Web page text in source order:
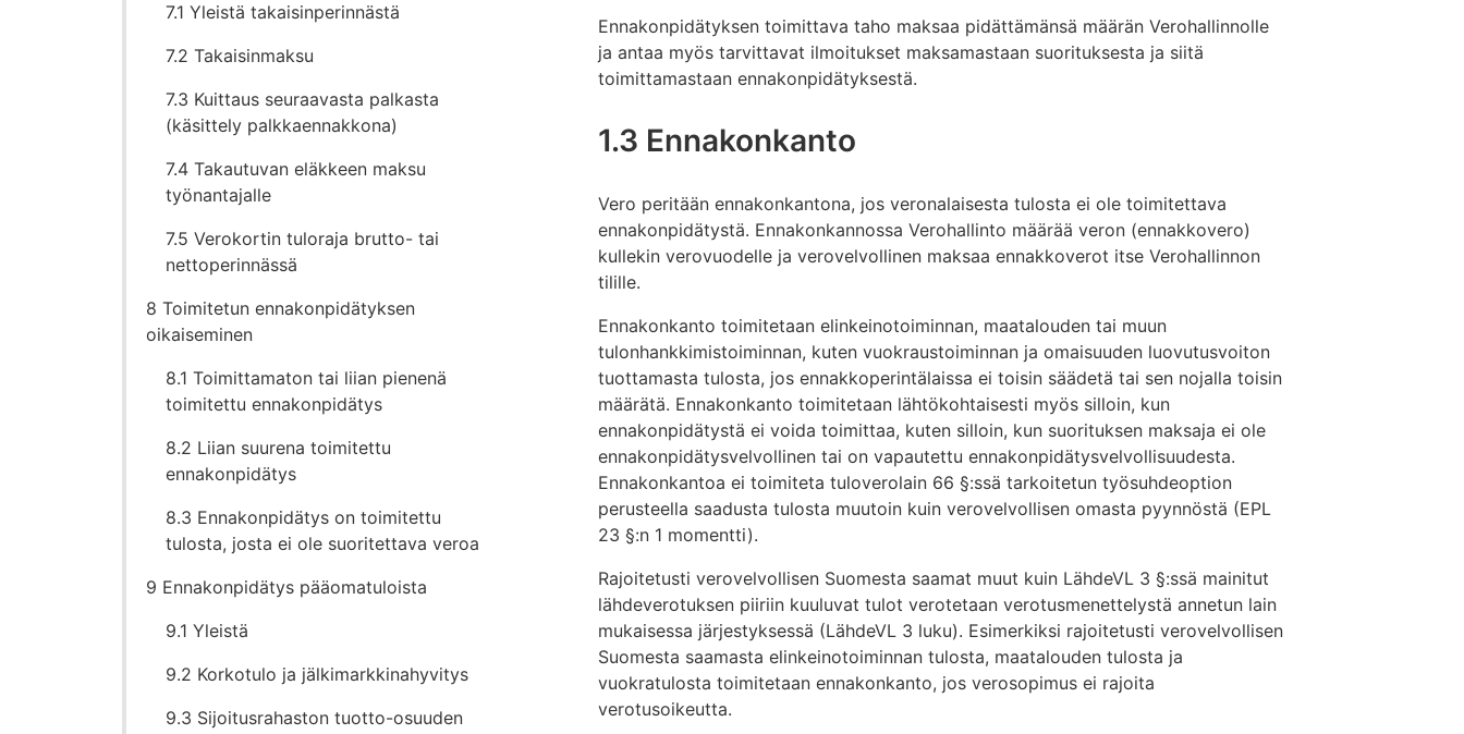
7.1 Yleistä takaisinperinnästä
7.2 Takaisinmaksu
7.3 Kuittaus seuraavasta palkasta
(käsittely palkkaennakkona)
7.4 Takautuvan eläkkeen maksu
työnantajalle
7.5 Verokortin tuloraja brutto- tai
nettoperinnässä
8 Toimitetun ennakonpidätyksen
oikaiseminen
8.1 Toimittamaton tai liian pienenä
toimitettu ennakonpidätys
8.2 Liian suurena toimitettu
ennakonpidätys
8.3 Ennakonpidätys on toimitettu
tulosta, josta ei ole suoritettava veroa
9 Ennakonpidätys pääomatuloista
9.1 Yleistä
9.2 Korkotulo ja jälkimarkkinahyvitys
9.3 Sijoitusrahaston tuotto-osuuden
Ennakonpidätyksen toimittava taho maksaa pidättämänsä määrän Verohallinnolle
ja antaa myös tarvittavat ilmoitukset maksamastaan suorituksesta ja siitä
toimittamastaan ennakonpidätyksestä.
1.3 Ennakonkanto
Vero peritään ennakonkantona, jos veronalaisesta tulosta ei ole toimitettava
ennakonpidätystä. Ennakonkannossa Verohallinto määrää veron (ennakkovero)
kullekin verovuodelle ja verovelvollinen maksaa ennakkoverot itse Verohallinnon
tilille.
Ennakonkanto toimitetaan elinkeinotoiminnan, maatalouden tai muun
tulonhankkimistoiminnan, kuten vuokraustoiminnan ja omaisuuden luovutusvoiton
tuottamasta tulosta, jos ennakkoperintälaissa ei toisin säädetä tai sen nojalla toisin
määrätä. Ennakonkanto toimitetaan lähtökohtaisesti myös silloin, kun
ennakonpidätystä ei voida toimittaa, kuten silloin, kun suorituksen maksaja ei ole
ennakonpidätysvelvollinen tai on vapautettu ennakonpidätysvelvollisuudesta.
Ennakonkantoa ei toimiteta tuloverolain 66 §:ssä tarkoitetun työsuhdeoption
perusteella saadusta tulosta muutoin kuin verovelvollisen omasta pyynnöstä (EPL
23 §:n 1 momentti).
Rajoitetusti verovelvollisen Suomesta saamat muut kuin LähdeVL 3 §:ssä mainitut
lähdeverotuksen piiriin kuuluvat tulot verotetaan verotusmenettelystä annetun lain
mukaisessa järjestyksessä (LähdeVL 3 luku). Esimerkiksi rajoitetusti verovelvollisen
Suomesta saamasta elinkeinotoiminnan tulosta, maatalouden tulosta ja
vuokratulosta toimitetaan ennakonkanto, jos verosopimus ei rajoita
verotusoikeutta.